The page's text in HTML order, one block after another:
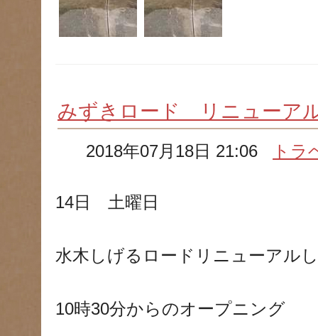
みずきロード リニュー
2018年07月18日 21:06 トラ
14日 土曜日
水木しげるロードリニューアル
10時30分からのオープニング